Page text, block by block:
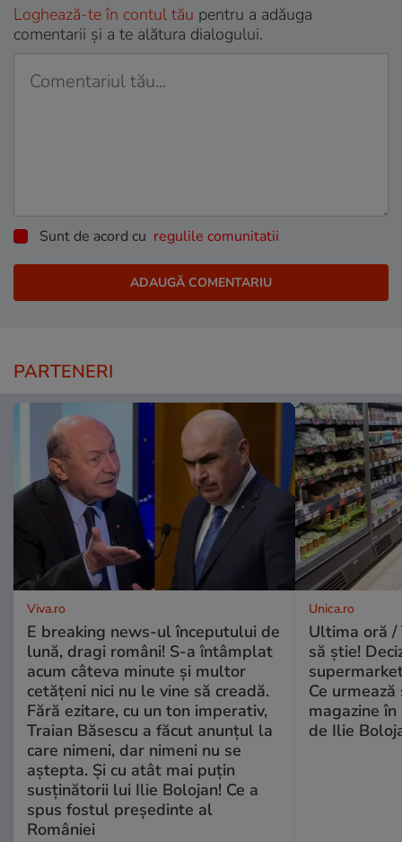
Loghează-te în contul tău pentru a adăuga
comentarii și a te alătura dialogului.
Sunt de acord cu regulile comunitatii
PARTENERI
Viva.ro
E breaking news-ul începutului de
lună, dragi români! S-a întâmplat
acum câteva minute și multor
cetățeni nici nu le vine să creadă.
Fără ezitare, cu un ton imperativ,
Traian Băsescu a făcut anunțul la
care nimeni, dar nimeni nu se
aștepta. Și cu atât mai puțin
susținătorii lui Ilie Bolojan! Ce a
spus fostul președinte al
României
Unica.ro
Ultima oră /
să știe!
Ce
magazine
de Ilie